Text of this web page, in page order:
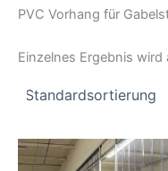
PVC Vorhang für
Einzelnes Ergebnis wird